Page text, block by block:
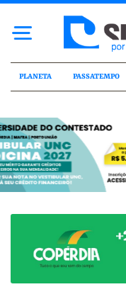
PLANETA PASSATEMPO